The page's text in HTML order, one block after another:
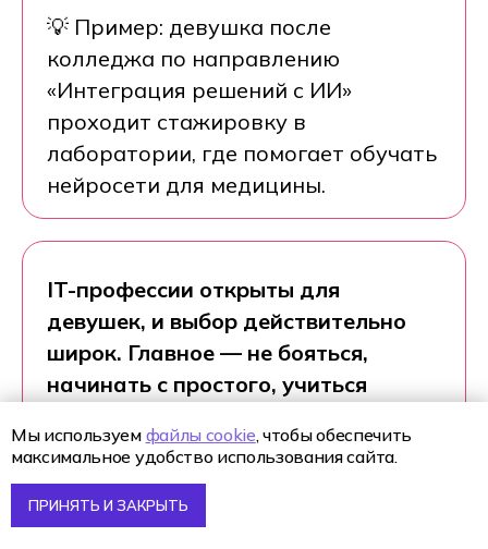
💡 Пример: девушка после
колледжа по направлению
«Интеграция решений с ИИ»
проходит стажировку в
лаборатории, где помогает обучать
нейросети для медицины.
IT-профессии открыты для
девушек, и выбор действительно
широк. Главное — не бояться,
начинать с простого, учиться
тех, кто считает, что это «не
женская профессия». Сегодня
цифровая индустрия ищет
Поступление 2026
IT-школа Хексли
Процесс поступления
Подача документов
Мы используем файлы cookie, чтобы обеспечить
максимальное удобство использования сайта.
ПРИНЯТЬ И ЗАКРЫТЬ